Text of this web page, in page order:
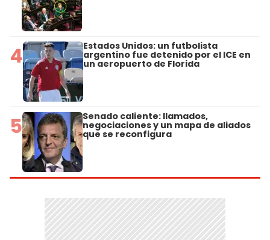
4 Estados Unidos: un futbolista
argentino fue detenido por el ICE en
un aeropuerto de Florida
5 Senado caliente: llamados,
negociaciones y un mapa de aliados
que se reconfigura